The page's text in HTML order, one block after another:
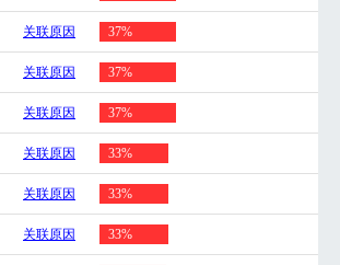
关联原因 37%
关联原因 37%
关联原因 37%
关联原因 33%
关联原因 33%
关联原因 33%